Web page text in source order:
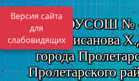
Версия сайта
для
слабовидящих
МБОУСОШ №
им. Нисанова
города
Пролетарского